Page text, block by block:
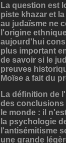
La question est
piste khazar et
au judaïsme ne
l'origine
aujourd'hui
plus important
de savoir si le
preuves
Moïse a fait du
La définition de
des conclusions
le monde : il
la psychologie
l'antisémitisme
une grande